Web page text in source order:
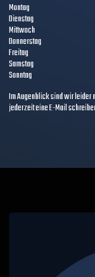
Montag
Dienstag
Mittwoch
Donnerstag
Freitag
Samstag
Sonntag
Im Augenblick sind wir leider
jederzeit eine E-Mail